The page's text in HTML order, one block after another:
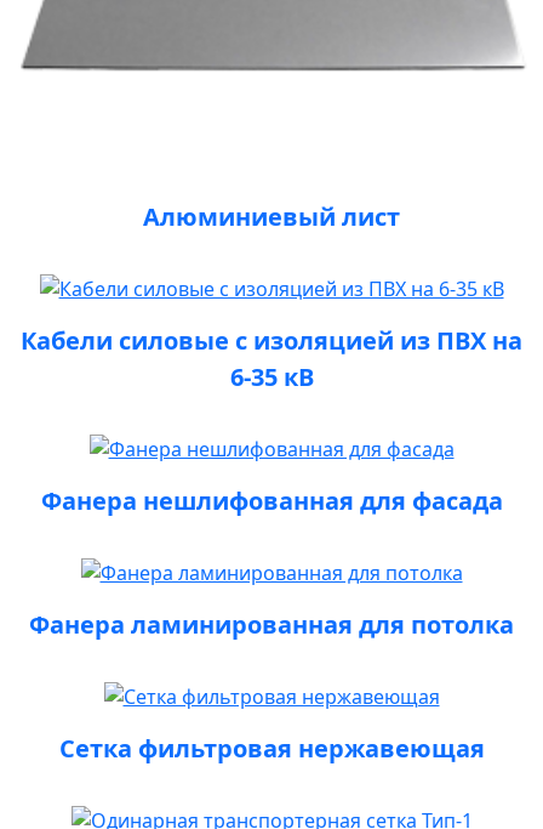
Алюминиевый лист
Кабели силовые с изоляцией из ПВХ на
6-35 кВ
Фанера нешлифованная для фасада
Фанера ламинированная для потолка
Сетка фильтровая нержавеющая